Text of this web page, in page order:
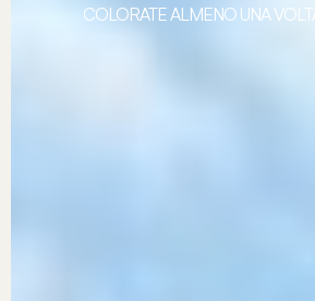
COLORATE ALMENO UNA